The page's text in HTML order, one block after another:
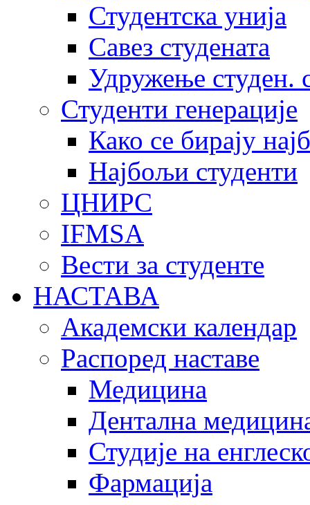
Студентска унија
Савез студената
Удружење студен.
Студенти генерације
Како се бирају
Најбољи студенти
ЦНИРС
IFMSA
Вести за студенте
НАСТАВА
Академски календар
Распоред наставе
Медицина
Дентална
Студије на
Фармација